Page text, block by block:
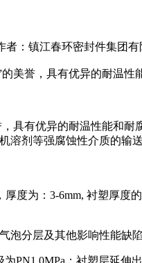
者：镇江春环密封件集团有
美誉，具有优异的耐温性
具有优异的耐温性能和耐
溶剂等强腐蚀性介质的输
度为：3-6mm, 衬塑厚度
分层及其他影响性能缺陷
PN1.0MPa；衬塑层延伸